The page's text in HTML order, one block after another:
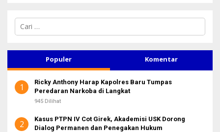
C
i
n
u
k
Populer Komentar
1
Ricky Anthony Harap Kapolres Baru Tumpas
Peredaran Narkoba di Langkat
945 Dilihat
2
Kasus PTPN IV Cot Girek, Akademisi USK Dorong
Dialog Permanen dan Penegakan Hukum